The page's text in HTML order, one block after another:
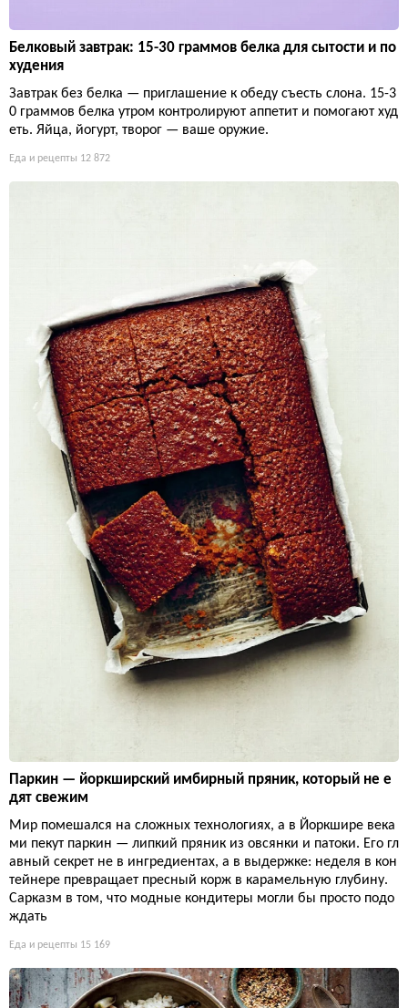
Белковый завтрак: 15-30 граммов белка для сытости и по
худения
Завтрак без белка — приглашение к обеду съесть слона. 15-3
0 граммов белка утром контролируют аппетит и помогают худ
еть. Яйца, йогурт, творог — ваше оружие.
Еда и рецепты 12 872
Паркин — йоркширский имбирный пряник, который не е
дят свежим
Мир помешался на сложных технологиях, а в Йоркшире века
ми пекут паркин — липкий пряник из овсянки и патоки. Его гл
авный секрет не в ингредиентах, а в выдержке: неделя в кон
тейнере превращает пресный корж в карамельную глубину.
Сарказм в том, что модные кондитеры могли бы просто подо
ждать
Еда и рецепты 15 169